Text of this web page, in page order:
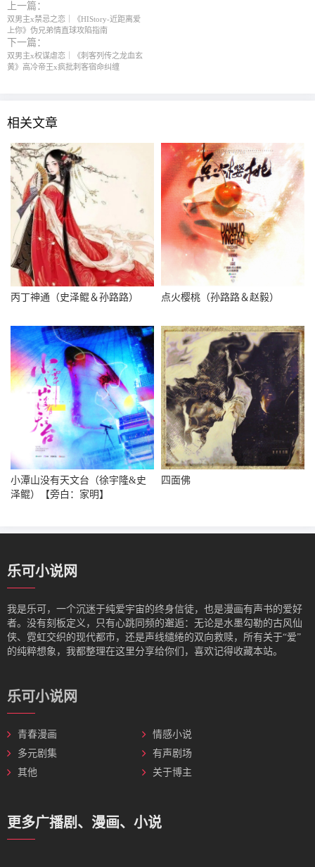
上一篇：
双男主x禁忌之恋｜《HIStory-近距离爱
上你》伪兄弟情直球攻陷指南
下一篇：
双男主x权谋虐恋｜《刺客列传之龙血玄
黄》高冷帝王x疯批刺客宿命纠缠
相关文章
丙丁神通（史泽鲲＆孙路路） 点火樱桃（孙路路＆赵毅）
小潭山没有天文台（徐宇隆&史
泽鲲）【旁白：家明】
四面佛
乐可小说网
我是‌乐可，一个沉迷于纯爱宇宙的终身信徒，也是漫画有声书的爱好
者。没有刻板定义，只有心跳同频的邂逅：无论是水墨勾勒的古风仙
侠、霓虹交织的现代都市，还是声线缱绻的双向救赎，所有关于“爱”
的纯粹想象，我都整理在这里分享给你们，喜欢记得收藏本站。
乐可小说网
青春漫画
情感小说
多元剧集
有声剧场
其他
关于博主
更多广播剧、漫画、小说